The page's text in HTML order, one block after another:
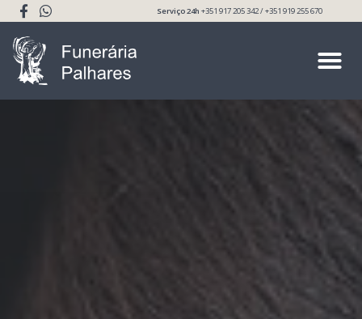
Serviço 24h+351 917 205 342 / +351 919 255 670